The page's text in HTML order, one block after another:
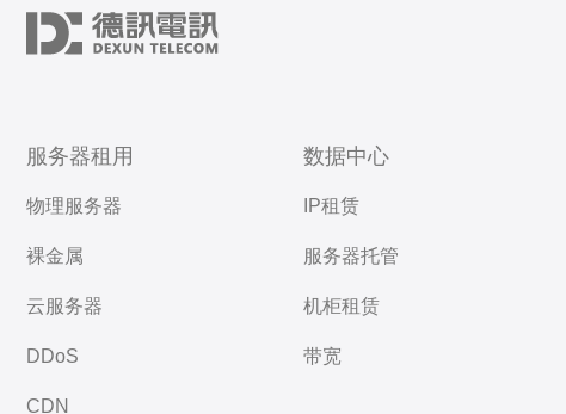
服务器租用
物理服务器
裸金属
云服务器
DDoS
CDN
数据中心
IP租赁
服务器托管
机柜租赁
带宽